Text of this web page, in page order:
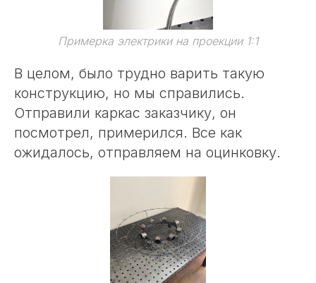
Примерка электрики на проекции 1:1
В целом, было трудно варить такую
конструкцию, но мы справились.
Отправили каркас заказчику, он
посмотрел, примерился. Все как
ожидалось, отправляем на оцинковку.